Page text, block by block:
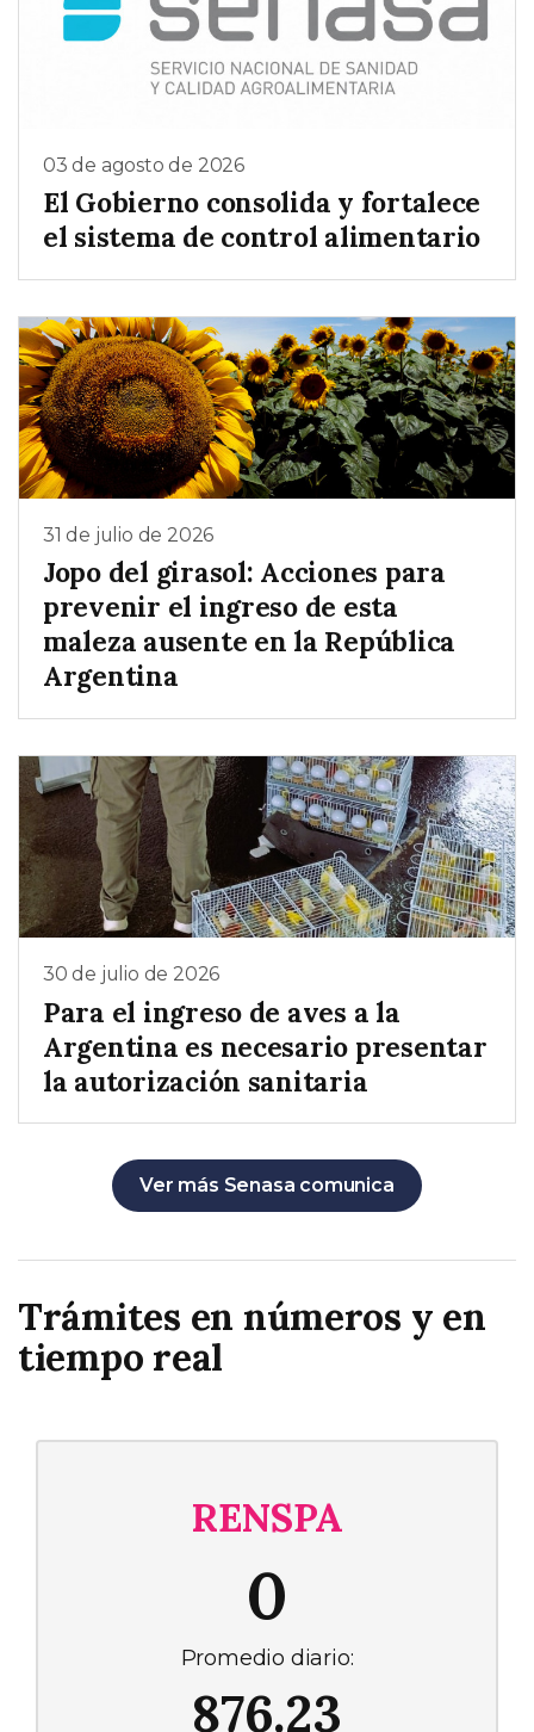
03 de agosto de 2026
El Gobierno consolida y fortalece
el sistema de control alimentario
31 de julio de 2026
Jopo del girasol: Acciones para
prevenir el ingreso de esta
maleza ausente en la República
Argentina
30 de julio de 2026
Para el ingreso de aves a la
Argentina es necesario presentar
la autorización sanitaria
Ver más Senasa comunica
Trámites en números y en
tiempo real
RENSPA
0
Promedio diario:
876.23